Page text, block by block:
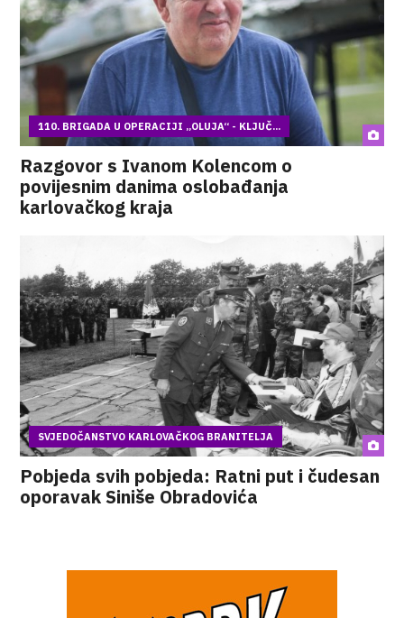
110. BRIGADA U OPERACIJI „OLUJA“ - KLJUČ...
Razgovor s Ivanom Kolencom o
povijesnim danima oslobađanja
karlovačkog kraja
SVJEDOČANSTVO KARLOVAČKOG BRANITELJA
Pobjeda svih pobjeda: Ratni put i čudesan
oporavak Siniše Obradovića